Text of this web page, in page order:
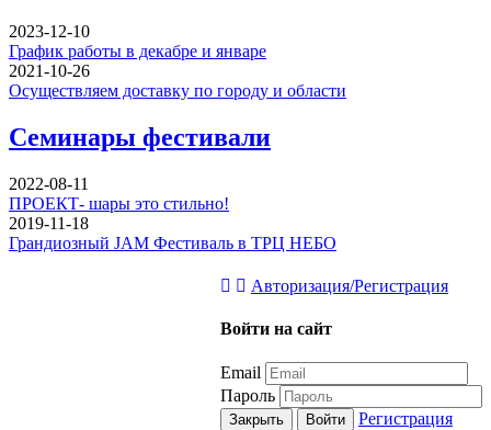
2023-12-10
График работы в декабре и январе
2021-10-26
Осуществляем доставку по городу и области
Семинары фестивали
2022-08-11
ПРОЕКТ- шары это стильно!
2019-11-18
Грандиозный JAM Фестиваль в ТРЦ НЕБО
Авторизация/Регистрация
Войти на сайт
Email
Пароль
Закрыть Войти Регистрация